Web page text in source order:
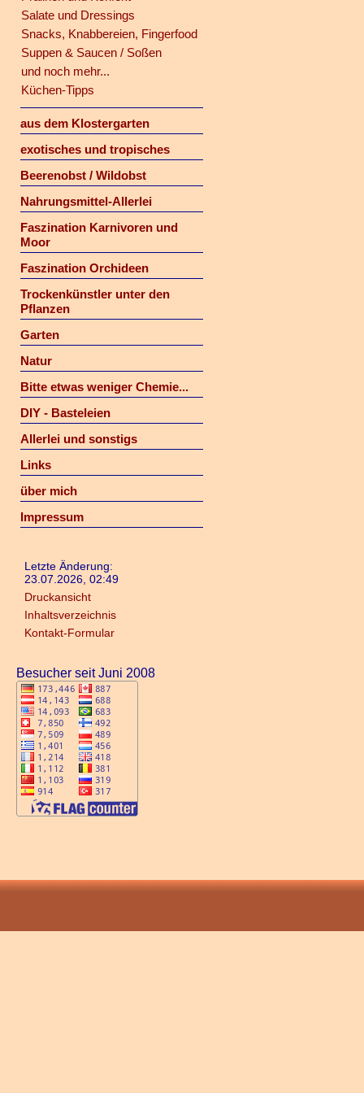
Salate und Dressings
Snacks, Knabbereien, Fingerfood
Suppen & Saucen / Soßen
und noch mehr...
Küchen-Tipps
aus dem Klostergarten
exotisches und tropisches
Beerenobst / Wildobst
Nahrungsmittel-Allerlei
Faszination Karnivoren und
Moor
Faszination Orchideen
Trockenkünstler unter den
Pflanzen
Garten
Natur
Bitte etwas weniger Chemie...
DIY - Basteleien
Allerlei und sonstigs
Links
über mich
Impressum
Letzte Änderung:
23.07.2026, 02:49
Druckansicht
Inhaltsverzeichnis
Kontakt-Formular
Besucher seit Juni 2008